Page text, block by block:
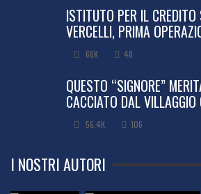
ISTITUTO PER IL
VERCELLI, PRIMA
66K 48
QUESTO “SIGNORE”
CACCIATO DAL VILLAGGIO
56.4K 106
I NOSTRI AUTORI